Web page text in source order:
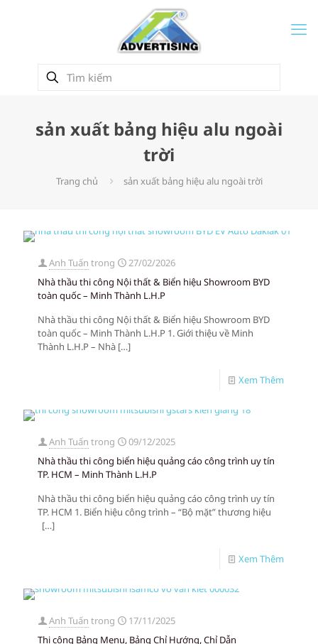
sản xuất bảng hiệu alu ngoài
trời
Trang chủ sản xuất bảng hiệu alu ngoài trời
Anh Tuấn trong
27/02/2026
Nhà thầu thi công Nội thất & Biển hiệu Showroom BYD
toàn quốc – Minh Thành L.H.P
Nhà thầu thi công Nội thất & Biển hiệu Showroom BYD
toàn quốc – Minh Thành L.H.P 1. Giới thiệu về Minh
Thành L.H.P – Nhà […]
Xem Thêm
Anh Tuấn trong
09/12/2025
Nhà thầu thi công biển hiệu quảng cáo công trình uy tín
TP. HCM – Minh Thành L.H.P
Nhà thầu thi công biển hiệu quảng cáo công trình uy tín
TP. HCM 1. Biển hiệu công trình – “Bộ mặt” thương hiệu
[…]
Xem Thêm
Anh Tuấn trong
17/11/2025
Thi công Bảng Menu, Bảng Chỉ Hướng, Chỉ Dẫn